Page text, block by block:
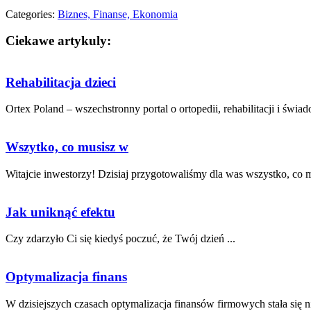
Categories: Biznes, Finanse, Ekonomia
Ciekawe artykuly:
Rehabilitacja dzieci
Ortex Poland – wszechstronny portal o ortopedii, rehabilitacji i
Wszytko, co musisz w
Witajcie inwestorzy! Dzisiaj ​przygotowaliśmy dla was ⁤wszystko, co‌
Jak uniknąć efektu
Czy ⁢zdarzyło ⁢Ci się ⁣kiedyś poczuć, że ​Twój dzień ...
Optymalizacja finans
W ​dzisiejszych czasach ⁤optymalizacja finansów firmowych stała się